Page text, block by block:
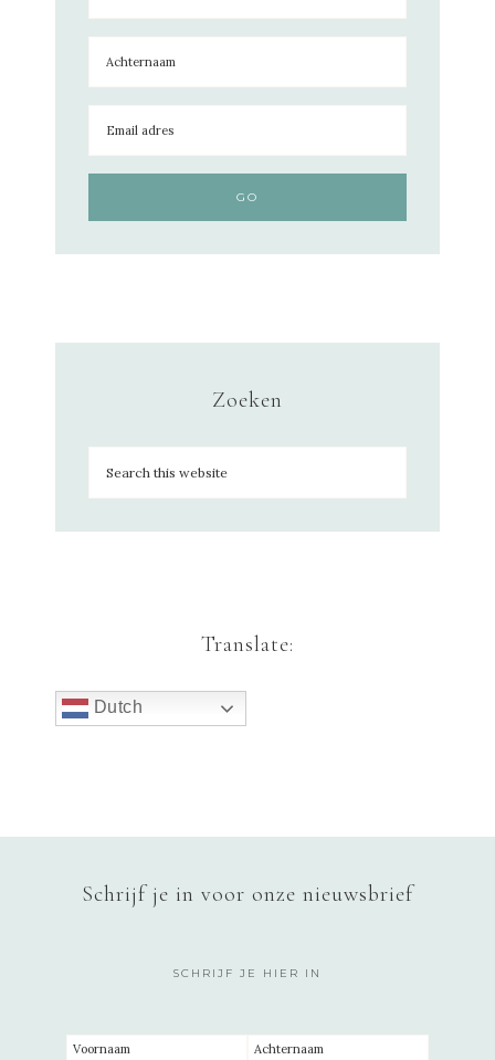
Zoeken
Translate:
Dutch
Schrijf je in voor onze nieuwsbrief
SCHRIJF JE HIER IN